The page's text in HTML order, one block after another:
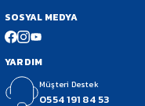
SOSYAL MEDYA
YARDIM
Müşteri Destek
0554 191 84 53